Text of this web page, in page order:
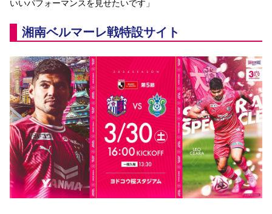
いいパフォーマンスを見せたいです」
湘南ベルマーレ戦特設サイト